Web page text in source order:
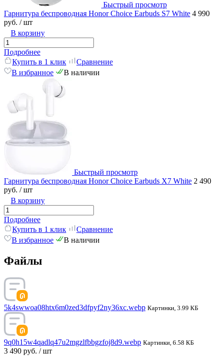
Быстрый просмотр
Гарнитура беспроводная Honor Choice Earbuds S7 White 4 990
руб. / шт
В корзину
Подробнее
Купить в 1 клик
Сравнение
В избранное
В наличии
Быстрый просмотр
Гарнитура беспроводная Honor Choice Earbuds X7 White 2 490
руб. / шт
В корзину
Подробнее
Купить в 1 клик
Сравнение
В избранное
В наличии
Файлы
5k4swwoa08htx6m0zed3dfpyf2ny36xc.webp Картинки, 3.99 КБ
9q0h15w4qadlq47u2mgzlfbbgzfoj8d9.webp Картинки, 6.58 КБ
3 490 руб. / шт